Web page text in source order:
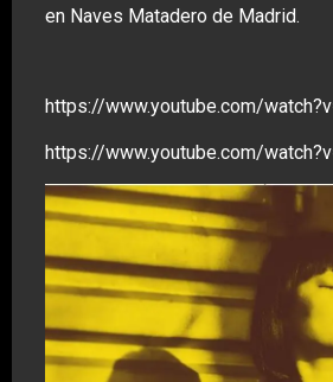
en Naves Matadero de Madrid.
https://www.youtube.com/
https://www.youtube.com/